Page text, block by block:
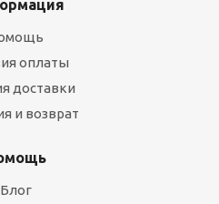
оплаты
доставки
и возврат
Блог